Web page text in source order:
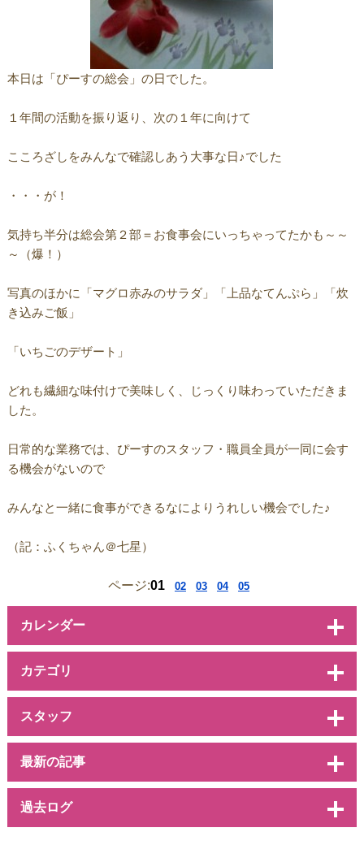
本日は「ぴーすの総会」の日でした。
１年間の活動を振り返り、次の１年に向けて
こころざしをみんなで確認しあう大事な日♪でした
・・・が！
気持ち半分は総会第２部＝お食事会にいっちゃってたかも～～
～（爆！）
写真のほかに「マグロ赤みのサラダ」「上品なてんぷら」「炊
き込みご飯」
「いちごのデザート」
どれも繊細な味付けで美味しく、じっくり味わっていただきま
した。
日常的な業務では、ぴーすのスタッフ・職員全員が一同に会す
る機会がないので
みんなと一緒に食事ができるなによりうれしい機会でした♪
（記：ふくちゃん＠七星）
ページ:01 02 03 04 05
カレンダー
カテゴリ
スタッフ
最新の記事
過去ログ